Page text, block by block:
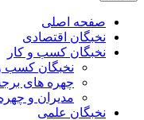
ورزش ایران – کتاب
صفحه اصلی
نخبگان اقتصادی
نخبگان کسب و کار
نخبگان کسب
چهره های
مدیران و
نخبگان علمی